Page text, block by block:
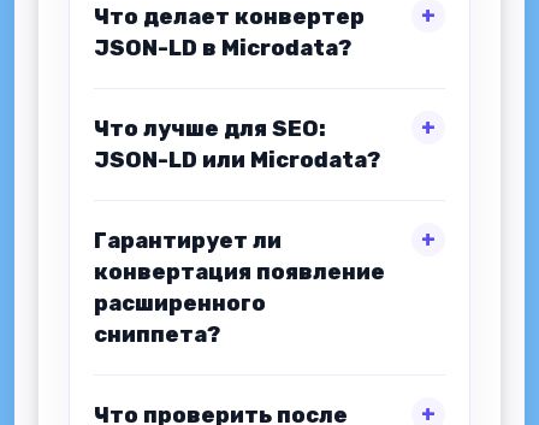
Что делает конвертер
JSON-LD в Microdata?
Что лучше для SEO:
JSON-LD или Microdata?
Гарантирует ли
конвертация появление
расширенного
сниппета?
Что проверить после